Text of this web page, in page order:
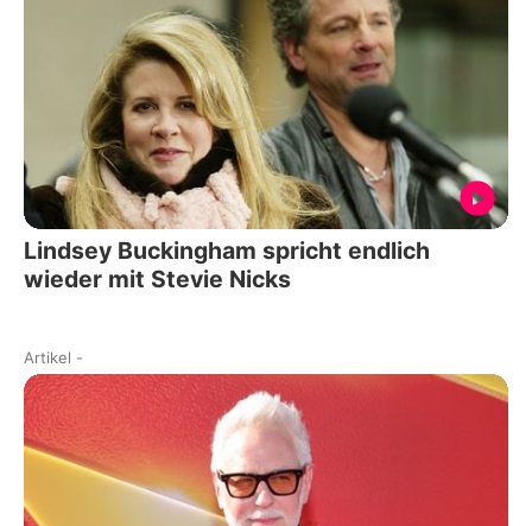
Lindsey Buckingham spricht endlich
wieder mit Stevie Nicks
Artikel -